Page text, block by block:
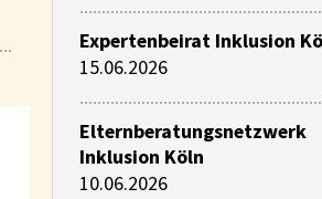
Expertenbeirat Inklusion
15.06.2026
Elternberatungsnetzwerk
Inklusion Köln
10.06.2026